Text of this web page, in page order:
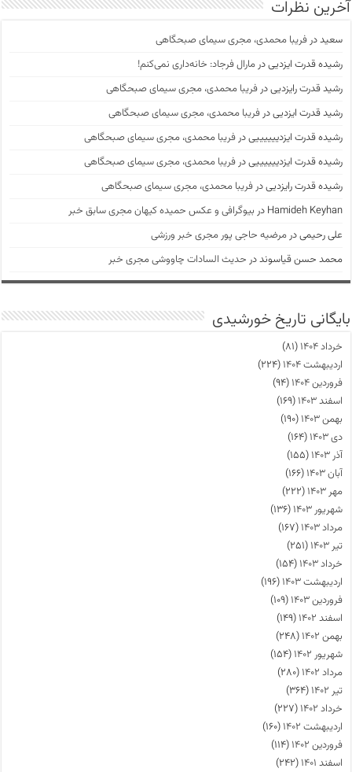
آخرین نظرات
سعیددرفریبا محمدی، مجری سیمای صبحگاهی
رشیده قدرت ایزدییدرمارال فرجاد: خانه‌داری نمی‌کنم!
رشید قدرت رایزدییدرفریبا محمدی، مجری سیمای صبحگاهی
رشید قدرت ایزدییدرفریبا محمدی، مجری سیمای صبحگاهی
رشیده قدرت ایزدیییییییدرفریبا محمدی، مجری سیمای صبحگاهی
رشیده قدرت ایزدیییییییدرفریبا محمدی، مجری سیمای صبحگاهی
رشیده قدرت رایزدییدرفریبا محمدی، مجری سیمای صبحگاهی
Hamideh Keyhan در بیوگرافی و عکس حمیده کیهان مجری سابق خبر
علی رحیمیدرمرضیه حاجی پور مجری خبر ورزشی
محمد حسن قیاسونددر حدیث السادات چاووشی مجری خبر
بایگانی تاریخ خورشیدی
خرداد ۱۴۰۴
(۸۱)
اردیبهشت ۱۴۰۴
(۲۲۴)
فروردین ۱۴۰۴
(۹۴)
اسفند ۱۴۰۳
(۱۶۹)
بهمن ۱۴۰۳
(۱۹۰)
دی ۱۴۰۳
(۱۶۴)
آذر ۱۴۰۳
(۱۵۵)
آبان ۱۴۰۳
(۱۶۶)
مهر ۱۴۰۳
(۲۲۲)
شهریور ۱۴۰۳
(۱۳۶)
مرداد ۱۴۰۳
(۱۶۷)
تیر ۱۴۰۳
(۲۵۱)
خرداد ۱۴۰۳
(۱۵۴)
اردیبهشت ۱۴۰۳
(۱۹۶)
فروردین ۱۴۰۳
(۱۰۹)
اسفند ۱۴۰۲
(۱۴۹)
بهمن ۱۴۰۲
(۲۴۸)
شهریور ۱۴۰۲
(۱۵۴)
مرداد ۱۴۰۲
(۲۸۰)
تیر ۱۴۰۲
(۳۶۴)
خرداد ۱۴۰۲
(۲۲۷)
اردیبهشت ۱۴۰۲
(۱۶۰)
فروردین ۱۴۰۲
(۱۱۴)
اسفند ۱۴۰۱
(۲۴۲)